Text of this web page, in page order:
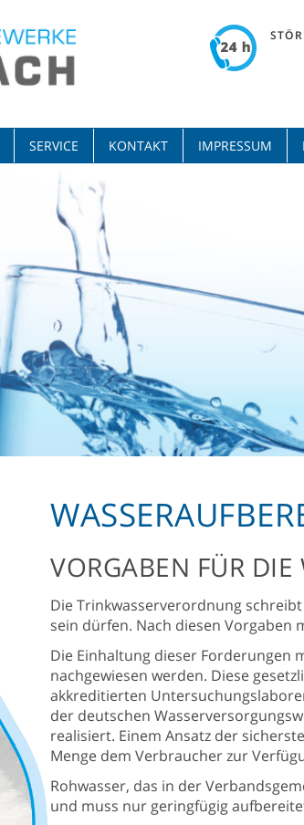
SERVICE KONTAKT IMPRESSUM
VORGABEN FÜR DIE
Die Trinkwasserverordnung
sein dürfen. Nach diesen Vorgaben
Die Einhaltung dieser Forderungen
nachgewiesen werden. Diese
akkreditierten
der deutschen
realisiert. Einem Ansatz der
Menge dem Verbraucher zur
Rohwasser, das in der
und muss nur geringfügig